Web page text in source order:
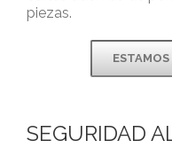
piezas.
SEGURIDAD